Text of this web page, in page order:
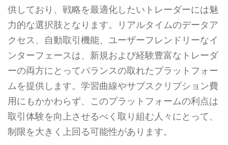
供しており、戦略を最適化したいトレーダーには魅
力的な選択肢となります。リアルタイムのデータア
クセス、自動取引機能、ユーザーフレンドリーなイ
ンターフェースは、新規および経験豊富なトレーダ
ーの両方にとってバランスの取れたプラットフォー
ムを提供します。学習曲線やサブスクリプション費
用にもかかわらず、このプラットフォームの利点は
取引体験を向上させるべく取り組む人々にとって、
制限を大きく上回る可能性があります。